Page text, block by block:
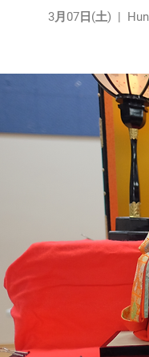
3月07日(土)
  |